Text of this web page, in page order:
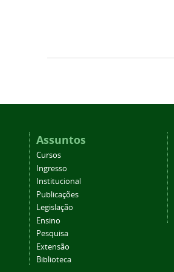
Assuntos
Cursos
Ingresso
Institucional
Publicações
Legislação
Ensino
Pesquisa
Extensão
Biblioteca